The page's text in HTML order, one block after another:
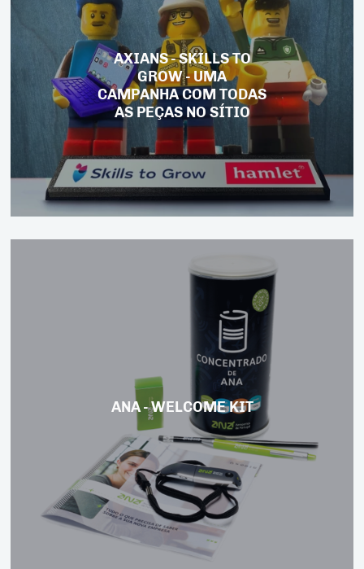
AXIANS - SKILLS TO
GROW - UMA
CAMPANHA COM TODAS
AS PEÇAS NO SÍTIO
ANA - WELCOME KIT